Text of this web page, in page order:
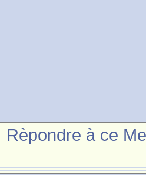
Rèpondre à ce